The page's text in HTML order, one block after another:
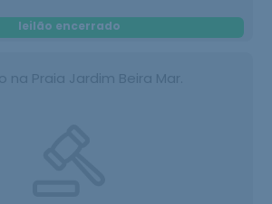
leilão encerrado
na Praia Jardim Beira Mar.